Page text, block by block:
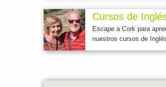
Cursos de
Escape a Cork para
nuestros cursos de